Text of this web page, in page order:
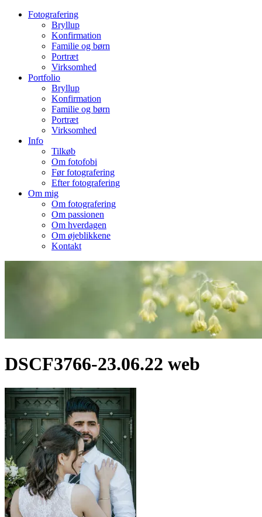
Fotografering
Bryllup
Konfirmation
Familie og børn
Portræt
Virksomhed
Portfolio
Bryllup
Konfirmation
Familie og børn
Portræt
Virksomhed
Info
Tilkøb
Om fotofobi
Før fotografering
Efter fotografering
Om mig
Om fotografering
Om passionen
Om hverdagen
Om øjeblikkene
Kontakt
DSCF3766-23.06.22 web